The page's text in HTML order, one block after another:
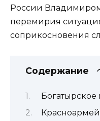
России
перемирия
соприкосновения
Содержание